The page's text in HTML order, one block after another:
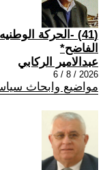
(41) -الحركة
الفاضح*
عبدالامير الركابي
2026 / 8 / 6
مواضيع وابحاث